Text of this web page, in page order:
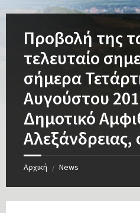
Προβολή της
τελευταίο
σήμερα
Αυγούστου
Δημοτικό
Αλεξάνδρειας,
Αρχική / News